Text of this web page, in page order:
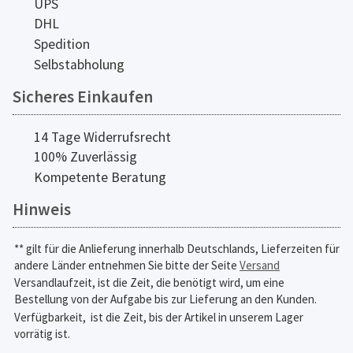
UPS
DHL
Spedition
Selbstabholung
Sicheres Einkaufen
14 Tage Widerrufsrecht
100% Zuverlässig
Kompetente Beratung
Hinweis
** gilt für die Anlieferung innerhalb Deutschlands, Lieferzeiten für
andere Länder entnehmen Sie bitte der Seite Versand
Versandlaufzeit, ist die Zeit, die benötigt wird, um eine
Bestellung von der Aufgabe bis zur Lieferung an den Kunden.
Verfügbarkeit, ist die Zeit, bis der Artikel in unserem Lager
vorrätig ist.